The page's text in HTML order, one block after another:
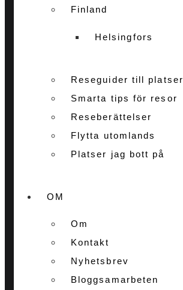
Finland
Helsingfors
Reseguider till platser
Smarta tips för resor
Reseberättelser
Flytta utomlands
Platser jag bott på
OM
Om
Kontakt
Nyhetsbrev
Bloggsamarbeten